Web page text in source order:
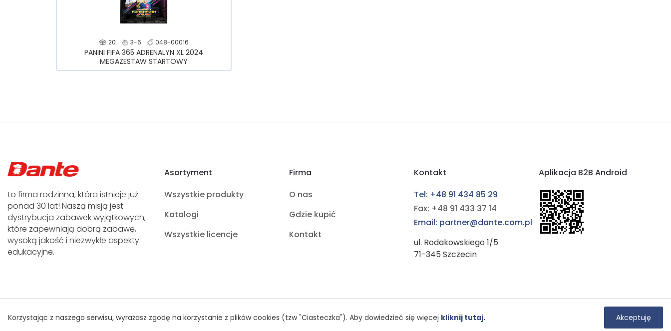
20 3-6 048-00016
PANINI FIFA 365 ADRENALYN XL 2024
MEGAZESTAW STARTOWY
to firma rodzinna, która istnieje już
ponad 30 lat! Naszą misją jest
dystrybucja zabawek wyjątkowych,
które zapewniają dobrą zabawę,
wysoką jakość i niezwykłe aspekty
edukacyjne.
Asortyment
Wszystkie produkty
Katalogi
Wszystkie licencje
Firma
O nas
Gdzie kupić
Kontakt
Kontakt
Tel: +48 91 434 85 29
Fax: +48 91 433 37 14
Email: partner@dante.com.pl
ul. Rodakowskiego 1/5
71-345 Szczecin
Aplikacja B2B Android
Polityka Prywatności © Prawa autorskie Dante 2021 YouTube
Korzystając z naszego serwisu, wyrażasz zgodę na korzystanie z plików cookies (tzw "Ciasteczka"). Aby dowiedzieć się więcej kliknij tutaj. Akceptuję